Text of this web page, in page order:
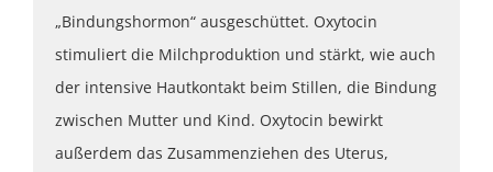
„Bindungshormon“ ausgeschüttet. Oxytocin
stimuliert die Milchproduktion und stärkt, wie auch
der intensive Hautkontakt beim Stillen, die Bindung
zwischen Mutter und Kind. Oxytocin bewirkt
außerdem das Zusammenziehen des Uterus,